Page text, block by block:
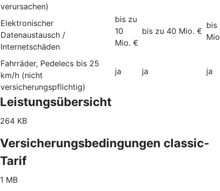
verursachen)
Elektronischer
Datenaustausch /
Internetschäden
bis zu
10
Mio. €
bis zu 40 Mio. €
bis
Fahrräder, Pedelecs bis 25
km/h (nicht
versicherungspflichtig)
ja ja ja
Leistungsübersicht
264 KB
Versicherungsbedingungen classic-
Tarif
1 MB